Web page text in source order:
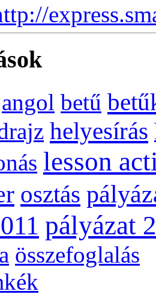
angol betű
helyesírás
lesson
osztás
pályázat
összefoglalás